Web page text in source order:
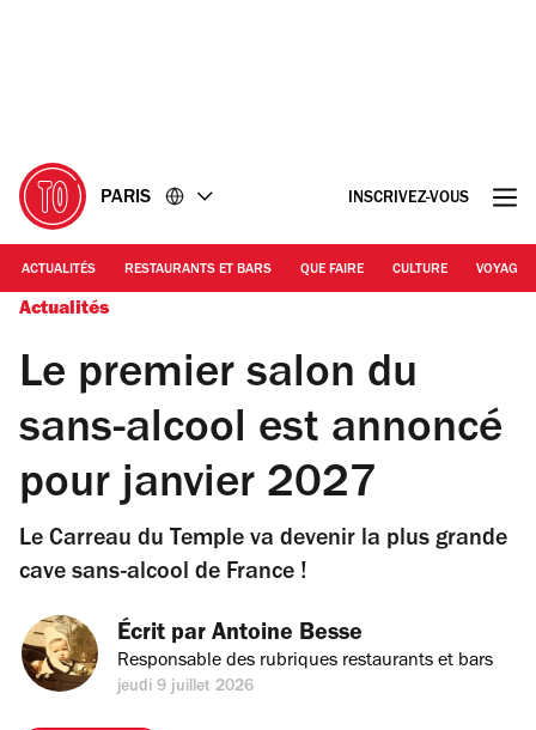
PARIS INSCRIVEZ-VOUS
ACTUALITÉS RESTAURANTS ET BARS QUE FAIRE CULTURE VOYAGE
Actualités
Le premier salon du
sans-alcool est annoncé
pour janvier 2027
Le Carreau du Temple va devenir la plus grande
cave sans-alcool de France !
Écrit par Antoine Besse
Responsable des rubriques restaurants et bars
jeudi 9 juillet 2026